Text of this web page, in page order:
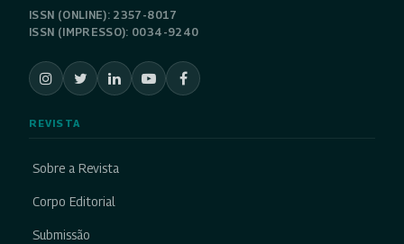
ISSN (ONLINE): 2357-8017
ISSN (IMPRESSO): 0034-9240
REVISTA
Sobre a Revista
Corpo Editorial
Submissão